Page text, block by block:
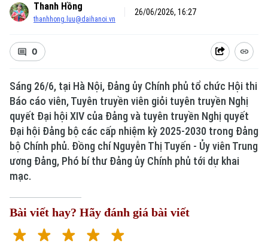
Xu hướng
Thanh Hồng
thanhhong.luu@daihanoi.vn
26/06/2026, 16:27
0
Sáng 26/6, tại Hà Nội, Đảng ủy Chính phủ tổ chức Hội thi
Báo cáo viên, Tuyên truyền viên giỏi tuyên truyền Nghị
quyết Đại hội XIV của Đảng và tuyên truyền Nghị quyết
Đại hội Đảng bộ các cấp nhiệm kỳ 2025-2030 trong Đảng
bộ Chính phủ. Đồng chí Nguyễn Thị Tuyến - Ủy viên Trung
ương Đảng, Phó bí thư Đảng ủy Chính phủ tới dự khai
mạc.
Bài viết hay? Hãy đánh giá bài viết